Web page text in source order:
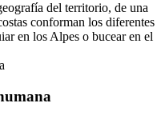
del territorio, de una
conforman los diferentes
en los Alpes o bucear en el